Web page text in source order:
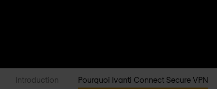
Introduction Pourquoi Ivanti Connect Secure VPN